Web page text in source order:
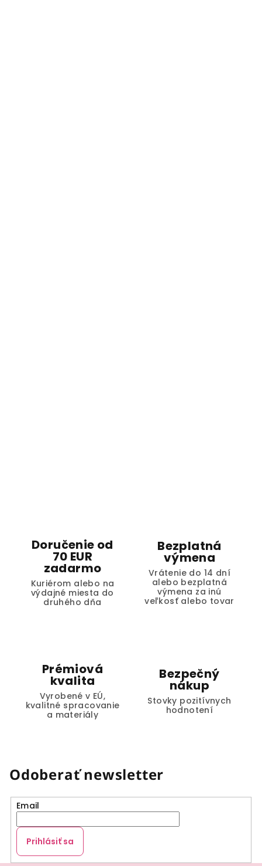
Doručenie od
70 EUR
zadarmo
Kuriérom alebo na
výdajné miesta do
druhého dňa
Bezplatná
výmena
Vrátenie do 14 dní
alebo bezplatná
výmena za inú
veľkosť alebo tovar
Prémiová
kvalita
Vyrobené v EÚ,
kvalitné spracovanie
a materiály
Bezpečný
nákup
Stovky pozitívnych
hodnotení
Odoberať newsletter
Email
Prihlásiť sa